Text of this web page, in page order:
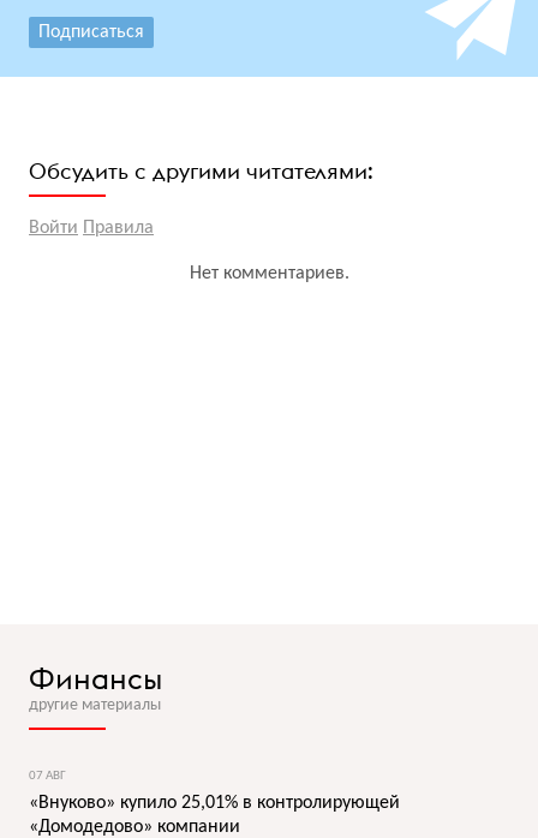
Подписаться
Обсудить с другими читателями:
Войти Правила
Нет комментариев.
Финансы
другие материалы
07 АВГ
«Внуково» купило 25,01% в контролирующей
«Домодедово» компании